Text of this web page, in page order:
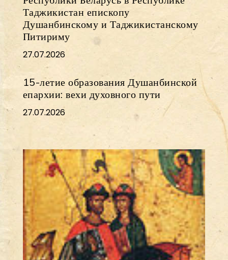
Таджикистан епископу
Душанбинскому и Таджикистанскому
Питириму
27.07.2026
15-летие образования Душанбинской
епархии: вехи духовного пути
27.07.2026